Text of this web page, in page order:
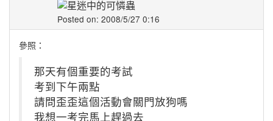
Posted on: 2008/5/27 0:16
參照：
那天有個重要的考試
考到下午兩點
請問歪歪這個活動會關門放狗嗎
我想一考完馬上趕過去